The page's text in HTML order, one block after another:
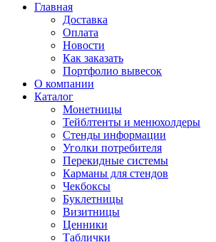
Главная
Доставка
Оплата
Новости
Как заказать
Портфолио вывесок
О компании
Каталог
Монетницы
Тейблтенты и менюхолдеры
Стенды информации
Уголки потребителя
Перекидные системы
Карманы для стендов
Чекбоксы
Буклетницы
Визитницы
Ценники
Таблички